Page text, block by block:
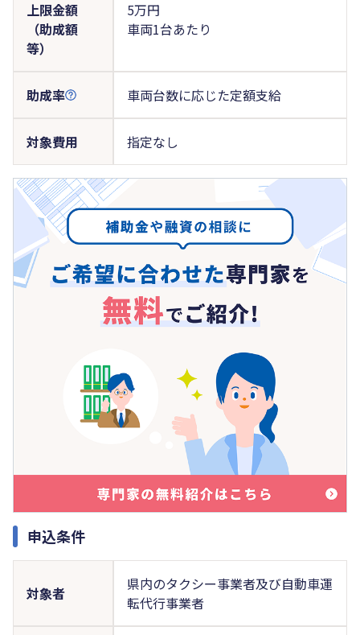
上限金額
（助成額
等）
5万円
車両1台あたり
助成率 車両台数に応じた定額支給
対象費用 指定なし
申込条件
対象者
県内のタクシー事業者及び自動車運
転代行事業者